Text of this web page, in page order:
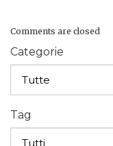
Comments are closed
Categorie
Tag